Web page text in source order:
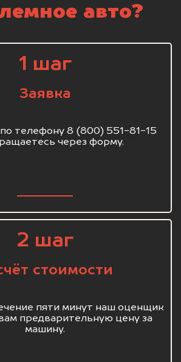
авто?
1 шаг
Заявка
телефону 8 (800) 551-81-15
через форму.
2 шаг
стоимости
пяти минут наш оценщик
предварительную цену за
машину.